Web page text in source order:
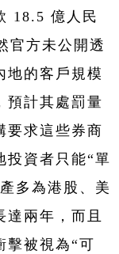
18.5 億人民
官方未公開透
地的客戶規模
預計其處罰量
要求這些券商
投資者只能“單
多為港股、美
兩年，而且
擊被視為“可